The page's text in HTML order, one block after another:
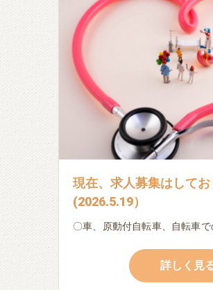
現在、求人募集はしてお
(2026.5.19）
詳しく見